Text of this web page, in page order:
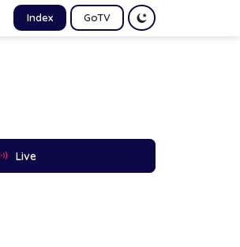
Index GoTV
Live